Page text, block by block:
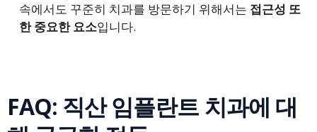
속에서도 꾸준히 치과를 방문하기 위해서는 접근성 또
한 중요한 요소입니다.
FAQ: 직산 임플란트 치과에 대